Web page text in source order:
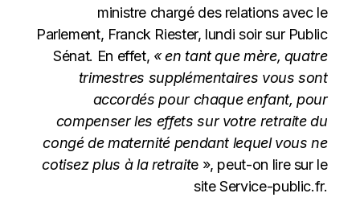
ministre chargé des relations avec le
Parlement, Franck Riester, lundi soirsur Public
Sénat. En effet, « en tant que mère, quatre
trimestres supplémentaires vous sont
accordés pour chaque enfant, pour
compenser les effets sur votre retraite du
congé de maternité pendant lequel vous ne
cotisez plus à la retraite », peut-on liresur le
site Service-public.fr.